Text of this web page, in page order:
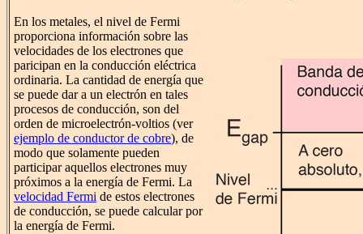
En los metales, el nivel de Fermi
proporciona información sobre las
velocidades de los electrones que
paricipan en la conducción eléctrica
ordinaria. La cantidad de energía que
se puede dar a un electrón en tales
procesos de conducción, son del
orden de microelectrón-voltios (ver
ejemplo de conductor de cobre), de
modo que solamente pueden
participar aquellos electrones muy
próximos a la energía de Fermi. La
velocidad Fermi de estos electrones
de conducción, se puede calcular por
la energía de Fermi.